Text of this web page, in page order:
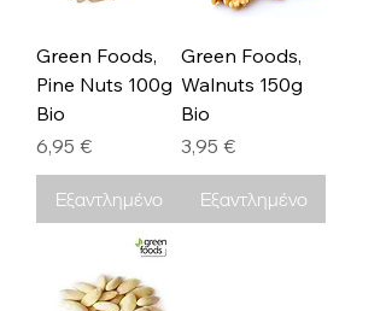
Green Foods,
Pine Nuts 100g
Bio
Τιμή
6,95 €
Εξαντλημένο
Green Foods,
Walnuts 150g
Bio
Τιμή
3,95 €
Εξαντλημένο